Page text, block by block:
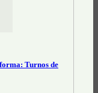
Turnos de